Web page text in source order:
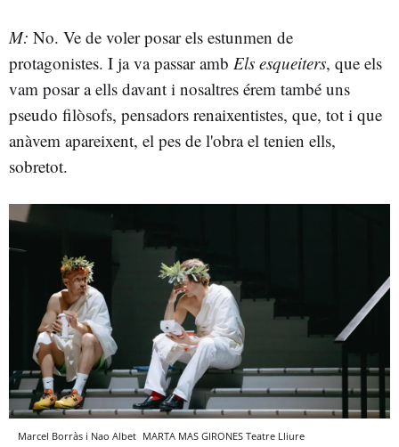
M: No. Ve de voler posar els estunmen de
protagonistes. I ja va passar amb Els esqueiters, que els
vam posar a ells davant i nosaltres érem també uns
pseudo filòsofs, pensadors renaixentistes, que, tot i que
anàvem apareixent, el pes de l'obra el tenien ells,
sobretot.
Marcel Borràs i Nao Albet MARTA MAS GIRONES Teatre Lliure